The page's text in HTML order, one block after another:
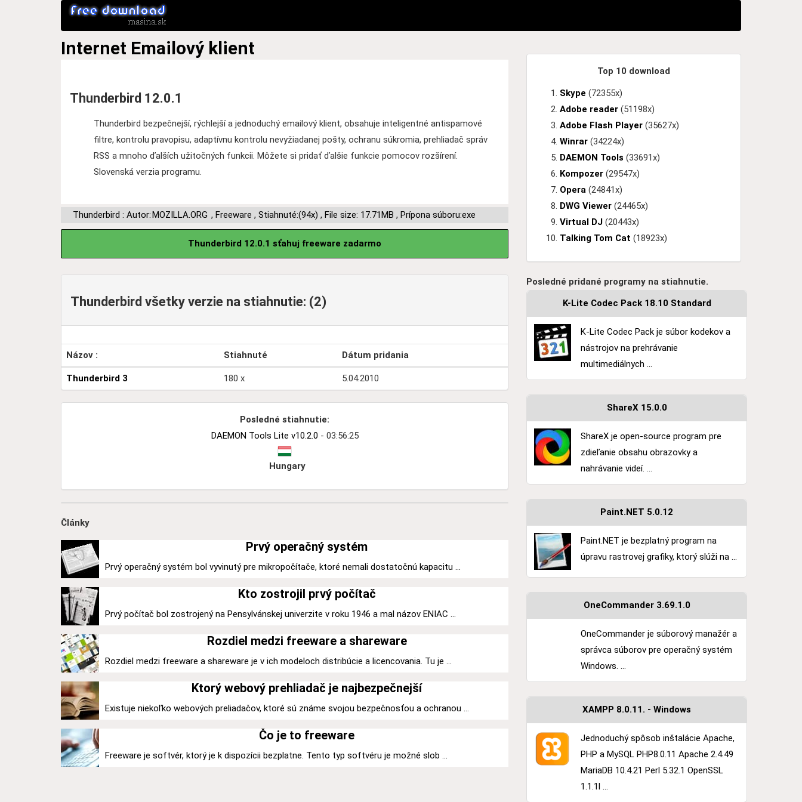
Internet Emailový klient
Thunderbird 12.0.1
Thunderbird bezpečnejší, rýchlejší a jednoduchý emailový klient, obsahuje inteligentné antispamové
filtre, kontrolu pravopisu, adaptívnu kontrolu nevyžiadanej pošty, ochranu súkromia, prehliadač správ
RSS a mnoho ďalších užitočných funkcii. Môžete si pridať ďalšie funkcie pomocov rozšírení.
Slovenská verzia programu.
Thunderbird : Autor:MOZILLA.ORG , Freeware , Stiahnuté:(94x) , File size: 17.71MB , Prípona súboru:exe
Thunderbird 12.0.1 sťahuj freeware zadarmo
Thunderbird všetky verzie na stiahnutie: (2)
Názov : Stiahnuté Dátum pridania
Thunderbird 3 180 x 5.04.2010
Posledné stiahnutie:
DAEMON Tools Lite v10.2.0 - 03:56:25
Hungary
Články
Prvý operačný systém
Prvý operačný systém bol vyvinutý pre mikropočítače, ktoré nemali dostatočnú kapacitu ...
Kto zostrojil prvý počítač
Prvý počítač bol zostrojený na Pensylvánskej univerzite v roku 1946 a mal názov ENIAC ...
Rozdiel medzi freeware a shareware
Rozdiel medzi freeware a shareware je v ich modeloch distribúcie a licencovania. Tu je ...
Ktorý webový prehliadač je najbezpečnejší
Existuje niekoľko webových preliadačov, ktoré sú známe svojou bezpečnosťou a ochranou ...
Čo je to freeware
Freeware je softvér, ktorý je k dispozícii bezplatne. Tento typ softvéru je možné slob ...
Top 10 download
Skype (72355x)
Adobe reader (51198x)
Adobe Flash Player (35627x)
Winrar (34224x)
DAEMON Tools (33691x)
Kompozer (29547x)
Opera (24841x)
DWG Viewer (24465x)
Virtual DJ (20443x)
Talking Tom Cat (18923x)
Posledné pridané programy na stiahnutie.
K-Lite Codec Pack 18.10 Standard
K-Lite Codec Pack je súbor kodekov a
nástrojov na prehrávanie
multimediálnych ...
ShareX 15.0.0
ShareX je open-source program pre
zdieľanie obsahu obrazovky a
nahrávanie videí. ...
Paint.NET 5.0.12
Paint.NET je bezplatný program na
úpravu rastrovej grafiky, ktorý slúži na ...
OneCommander 3.69.1.0
OneCommander je súborový manažér a
správca súborov pre operačný systém
Windows. ...
XAMPP 8.0.11. - Windows
Jednoduchý spôsob inštalácie Apache,
PHP a MySQL PHP8.0.11 Apache 2.4.49
MariaDB 10.4.21 Perl 5.32.1 OpenSSL
1.1.1l ...